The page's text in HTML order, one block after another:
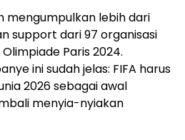
mengumpulkan lebih dari
support dari 97 organisasi
Paris 2024.
ini sudah jelas: FIFA harus
2026 sebagai awal
menyia-nyiakan